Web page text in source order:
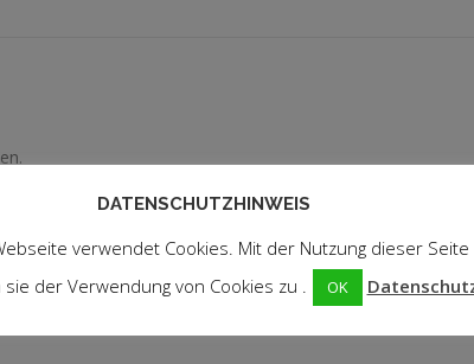
DATENSCHUTZHINWEIS
verwendet Cookies. Mit der Nutzung dieser Seite
der Verwendung von Cookies zu .
OK